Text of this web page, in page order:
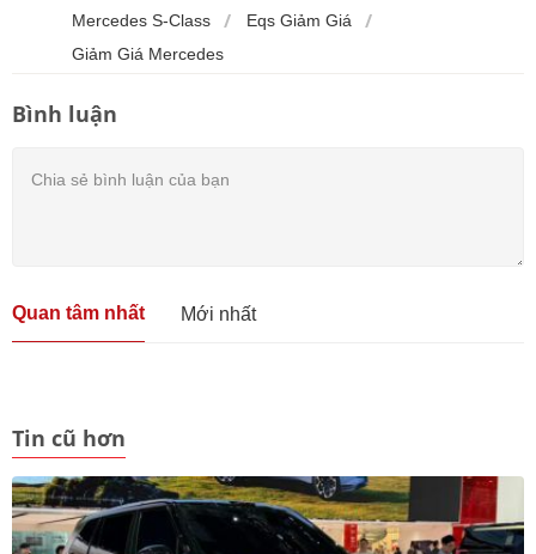
Mercedes S-Class
Eqs Giảm Giá
Giảm Giá Mercedes
Bình luận
Quan tâm nhất Mới nhất
Tin cũ hơn